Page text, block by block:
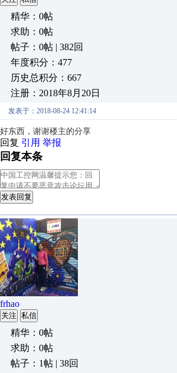
精华：0帖
求助：0帖
帖子：0帖 | 382回
年度积分：477
历史总积分：667
注册：2018年8月20日
发表于：2018-08-24 12:41:14
好东西，谢谢楼主的分享
回复 引用 举报
回复本条
发表回复
frhao
关注 私信
精华：0帖
求助：0帖
帖子：1帖 | 38回